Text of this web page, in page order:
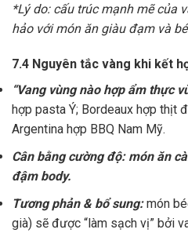
*Lý do: cấu trúc mạnh mẽ của
hảo với món ăn giàu đạm và
7.4 Nguyên tắc vàng khi kết
“Vang vùng nào hợp ẩm thực
hợp pasta Ý; Bordeaux hợp thịt
Argentina hợp BBQ Nam Mỹ.
Cân bằng cường độ: món ăn
đậm body.
Tương phản & bổ sung:món
già) sẽ được “làm sạch vị” bởi